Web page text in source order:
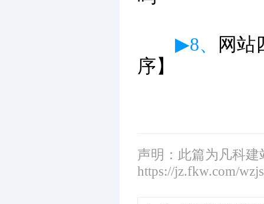
▶8、
网站
序】
声明：此篇为凡科
https://jz.fkw.com/